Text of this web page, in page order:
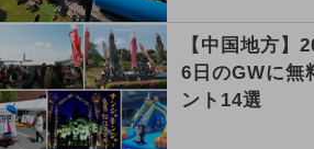
【中国地方】
6日のGWに無
ント14選